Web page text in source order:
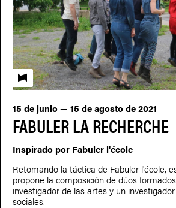
FABULER LA RECHERCHE
15 de junio — 15 de agosto de 2021
Fabuler l'école
Inspirado por Fabuler l'école
Retomando la táctica de Fabuler l'école,
propone la composición de dúos
investigador de las artes y un
sociales.